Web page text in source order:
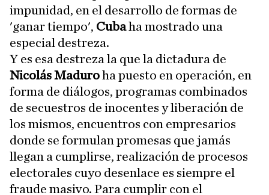
impunidad, en el desarrollo de formas de
'ganar tiempo', Cubaha mostrado una
especial destreza.
Y es esa destreza la que la dictadura de
Nicolás Maduroha puesto en operación, en
forma de diálogos, programas combinados
de secuestros de inocentes y liberación de
los mismos, encuentros con empresarios
donde se formulan promesas que jamás
llegan a cumplirse, realización de procesos
electorales cuyo desenlace es siempre el
fraude masivo. Para cumplir con el